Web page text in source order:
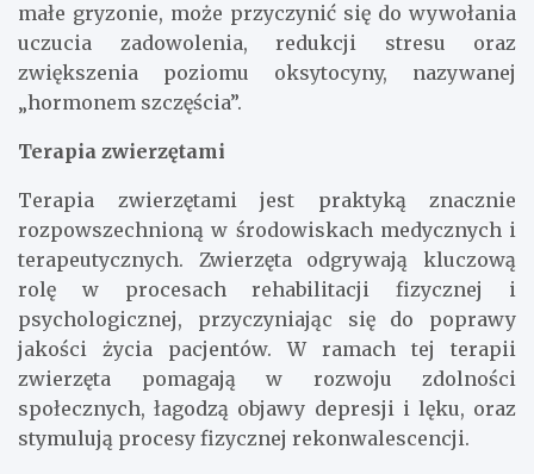
małe gryzonie, może przyczynić się do wywołania
uczucia zadowolenia, redukcji stresu oraz
zwiększenia poziomu oksytocyny, nazywanej
„hormonem szczęścia”.
Terapia zwierzętami
Terapia zwierzętami jest praktyką znacznie
rozpowszechnioną w środowiskach medycznych i
terapeutycznych. Zwierzęta odgrywają kluczową
rolę w procesach rehabilitacji fizycznej i
psychologicznej, przyczyniając się do poprawy
jakości życia pacjentów. W ramach tej terapii
zwierzęta pomagają w rozwoju zdolności
społecznych, łagodzą objawy depresji i lęku, oraz
stymulują procesy fizycznej rekonwalescencji.